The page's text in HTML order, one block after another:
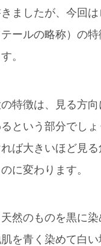
ましたが、今回
ールの略称）の
。
特徴は、見る方
るという部分でし
ば大きいほど見る
に変わります。
然のものを黒に
を青く染めて白い